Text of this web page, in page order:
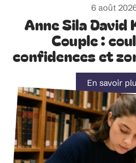
6 août
Anne Sila David
Couple :
confidences et
En savoir